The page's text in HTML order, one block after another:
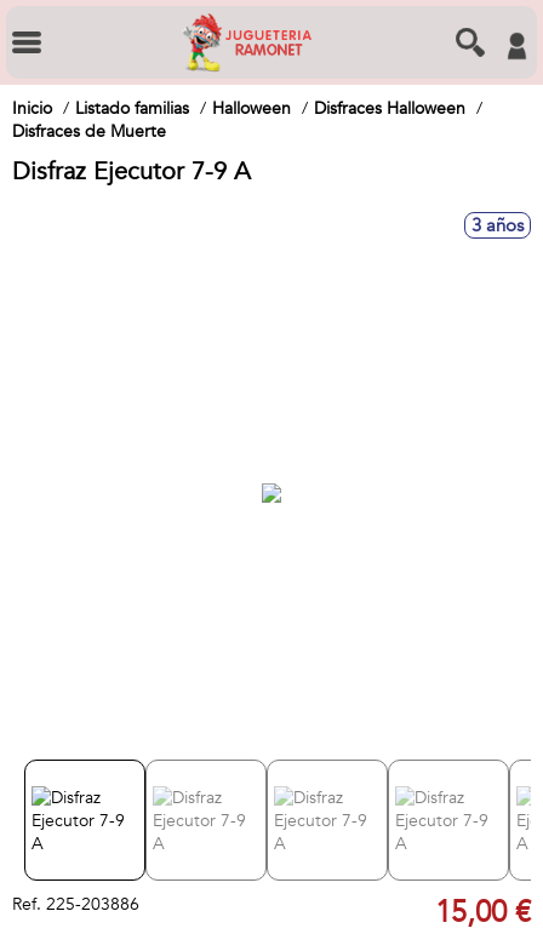
Inicio Listado familias Halloween
Disfraces Halloween
Disfraces de Muerte
Disfraz Ejecutor 7-9 A
3 años
Ref. 225-203886 15,00 €